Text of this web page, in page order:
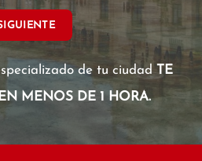
de tu ciudadTE
MENOS DE 1 HORA.